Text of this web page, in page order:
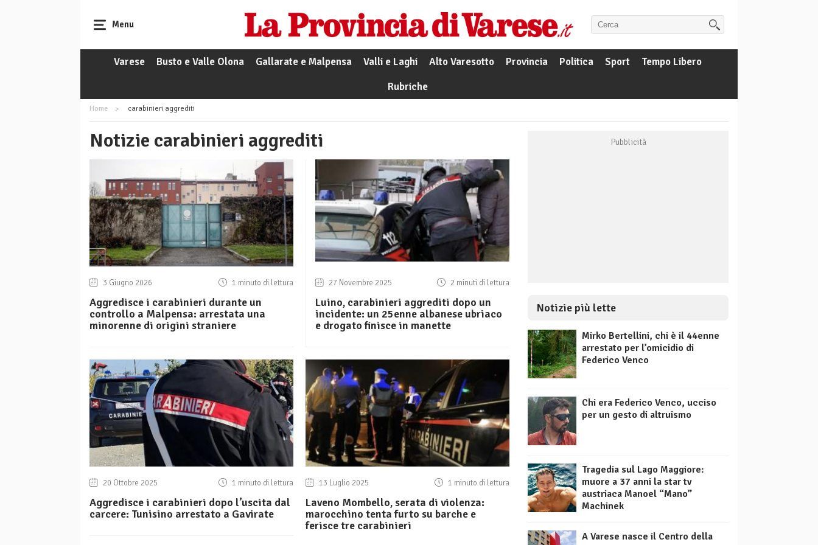
Menu
Varese Busto e Valle Olona Gallarate e Malpensa Valli e Laghi Alto Varesotto Provincia Politica Sport
Tempo Libero
Rubriche
Home carabinieri aggrediti
Notizie carabinieri aggrediti
3 Giugno 2026 1 minuto di lettura
Aggredisce i carabinieri durante un
controllo a Malpensa: arrestata una
minorenne di origini straniere
27 Novembre 2025 2 minuti di lettura
Luino, carabinieri aggrediti dopo un
incidente: un 25enne albanese ubriaco
e drogato finisce in manette
20 Ottobre 2025 1 minuto di lettura
Aggredisce i carabinieri dopo l’uscita dal
carcere: Tunisino arrestato a Gavirate
13 Luglio 2025 1 minuto di lettura
Laveno Mombello, serata di violenza:
marocchino tenta furto su barche e
ferisce tre carabinieri
Notizie più lette
Mirko Bertellini, chi è il 44enne
arrestato per l’omicidio di
Federico Venco
Chi era Federico Venco, ucciso
per un gesto di altruismo
Tragedia sul Lago Maggiore:
muore a 37 anni la star tv
austriaca Manoel “Mano”
Machinek
A Varese nasce il Centro della